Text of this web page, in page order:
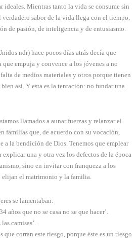
ideales. Mientras tanto la vida se consume sin
verdadero sabor de la vida llega con el tiempo,
de pasión, de inteligencia y de entusiasmo.
ndr) hace pocos días atrás decía que
empuja y convence a los jóvenes a no
de medios materiales y otros porque tienen
así. Y esta es la tentación: no fundar una
llamados a aunar fuerzas y relanzar el
familias que, de acuerdo con su vocación,
a la bendición de Dios. Tenemos que emplear
explicar una y otra vez los defectos de la época
sino en invitar con franqueza a los
elijan el matrimonio y la familia.
se lamentaban:
años que no se casa no se que hacer’.
camisas’.
que corran este riesgo, porque éste es un riesgo